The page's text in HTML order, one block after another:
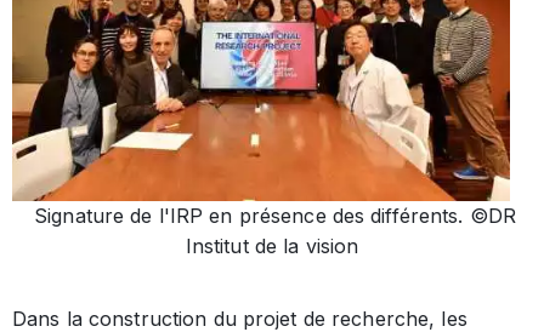
Signature de l'IRP en présence des différents. ©DR
Institut de la vision
Dans la construction du projet de recherche, les